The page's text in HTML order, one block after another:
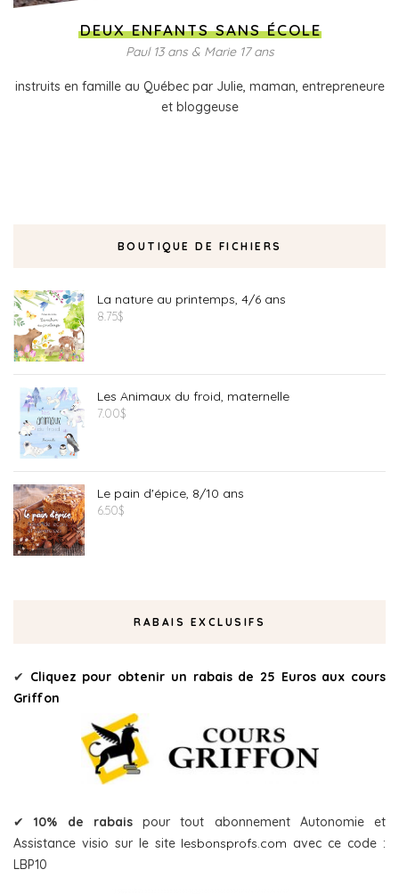
DEUX ENFANTS SANS ÉCOLE
Paul 13 ans & Marie 17 ans
instruits en famille au Québec par Julie, maman, entrepreneure
et bloggeuse
BOUTIQUE DE FICHIERS
La nature au printemps, 4/6 ans
8.75$
Les Animaux du froid, maternelle
7.00$
Le pain d'épice, 8/10 ans
6.50$
RABAIS EXCLUSIFS
✔ Cliquez pour obtenir un rabais de 25 Euros aux cours
Griffon
✔10% de rabaispour tout abonnement Autonomie et
Assistance visio sur le site lesbonsprofs.com avec ce code :
LBP10